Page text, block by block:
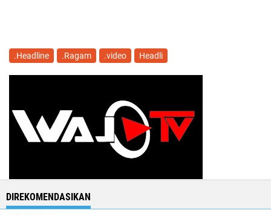
.Headline .Ragam .video Headli
DIREKOMENDASIKAN